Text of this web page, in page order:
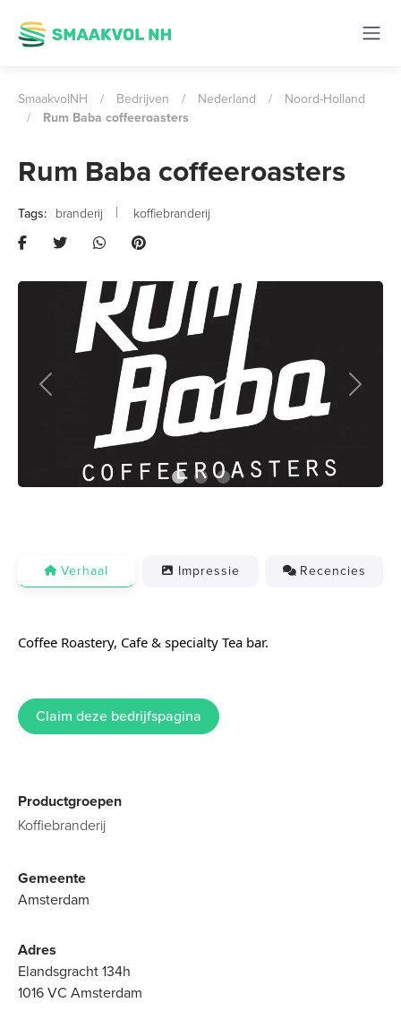
SmaakvolNH / Bedrijven / Nederland /
Noord-Holland
/
Rum Baba coffeeroasters
Rum Baba coffeeroasters
branderij koffiebranderij
Previous Next
Verhaal Impressie Recencies
Coffee Roastery, Cafe & specialty Tea bar.
Claim deze bedrijfspagina
Productgroepen
Koffiebranderij
Gemeente
Amsterdam
Adres
Elandsgracht 134h
1016 VC Amsterdam